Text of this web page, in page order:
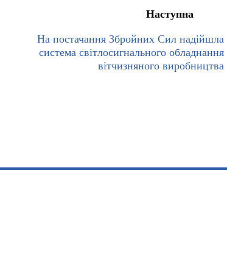
Наступна
На постачання Збройних Сил надійшла
система світлосигнального обладнання
вітчизняного виробництва